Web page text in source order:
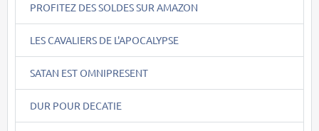
PROFITEZ DES SOLDES SUR AMAZON
LES CAVALIERS DE L'APOCALYPSE
SATAN EST OMNIPRESENT
DUR POUR DECATIE